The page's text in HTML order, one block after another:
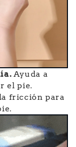
Ayuda a
el pie.
fricción para